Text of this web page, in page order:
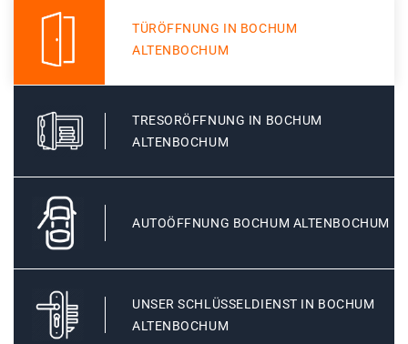
TÜRÖFFNUNG IN BOCHUM
ALTENBOCHUM
TRESORÖFFNUNG IN BOCHUM
ALTENBOCHUM
AUTOÖFFNUNG BOCHUM ALTENBOCHUM
UNSER SCHLÜSSELDIENST IN BOCHUM
ALTENBOCHUM